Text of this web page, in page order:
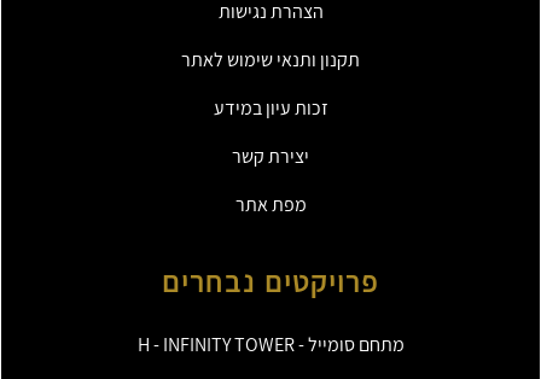
הצהרת נגישות
תקנון ותנאי שימוש לאתר
זכות עיון במידע
יצירת קשר
מפת אתר
פרויקטים נבחרים
מתחם סומייל - H - INFINITY TOWER